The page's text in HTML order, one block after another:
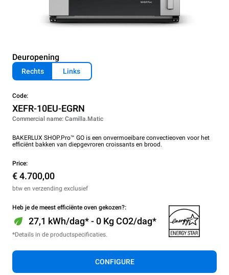
Deuropening
Rechts Links
Code:
XEFR-10EU-EGRN
Commercial name: Camilla.Matic
BAKERLUX SHOP.Pro™ GO is een onvermoeibare convectieoven voor het
efficiënt bakken van diepgevroren croissants en brood.
Price:
€ 4.700,00
btw en verzending exclusief
Heb je de meest efficiënte oven gekozen?:
27,1 kWh/dag* - 0 Kg CO2/dag*
*Details in de productspecificaties.
CONFIGURE